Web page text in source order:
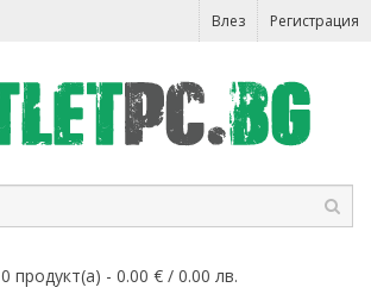
Влез Регистрация
0 продукт(а) - 0.00 € / 0.00 лв.